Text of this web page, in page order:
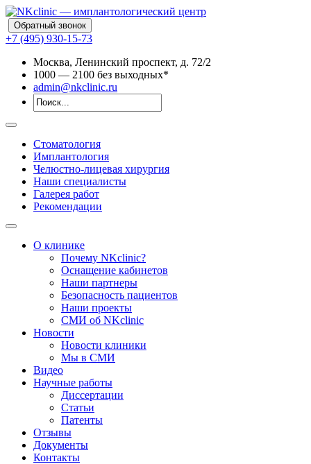
Обратный звонок
+7 (495) 930-15-73
Москва, Ленинский проспект, д. 72/2
1000 — 2100 без выходных*
admin@nkclinic.ru
Стоматология
Имплантология
Челюстно-лицевая хирургия
Наши специалисты
Галерея работ
Рекомендации
О клинике
Почему NKclinic?
Оснащение кабинетов
Наши партнеры
Безопасность пациентов
Наши проекты
СМИ об NKclinic
Новости
Новости клиники
Мы в СМИ
Видео
Научные работы
Диссертации
Статьи
Патенты
Отзывы
Документы
Контакты